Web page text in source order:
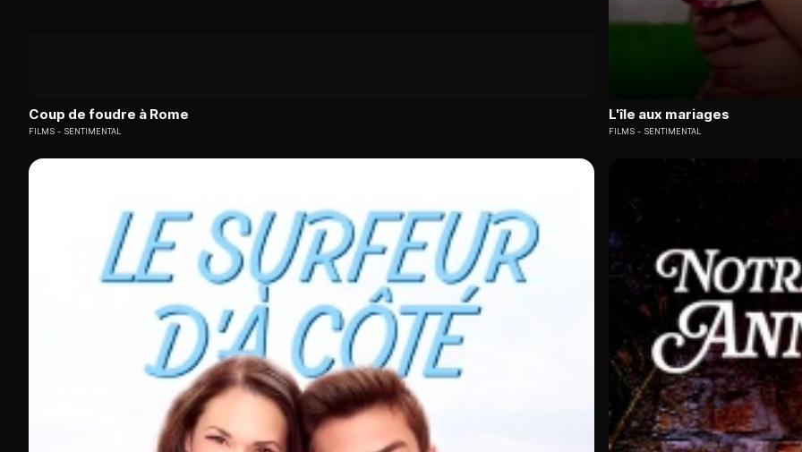
Coup de foudre à Rome
FILMS SENTIMENTAL
L'île aux mariages
FILMS SENTIMENTAL